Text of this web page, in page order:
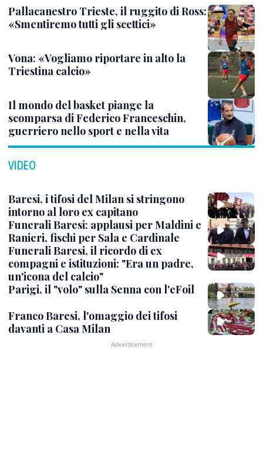
Pallacanestro Trieste, il ruggito di Ross:
«Smentiremo tutti gli scettici»
Vona: «Vogliamo riportare in alto la
Triestina calcio»
Il mondo del basket piange la
scomparsa di Federico Franceschin,
guerriero nello sport e nella vita
VIDEO
Baresi, i tifosi del Milan si stringono
intorno al loro ex capitano
Funerali Baresi: applausi per Maldini e
Ranieri, fischi per Sala e Cardinale
Funerali Baresi, il ricordo di ex
compagni e istituzioni: "Era un padre,
un'icona del calcio"
Parigi, il "volo" sulla Senna con l'eFoil
Franco Baresi, l'omaggio dei tifosi
davanti a Casa Milan